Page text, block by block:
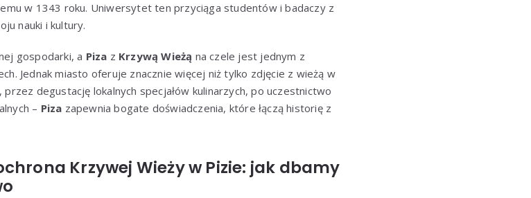
w 1343 roku. Uniwersytet ten przyciąga studentów i badaczy z
nauki i kultury.
gospodarki, a Piza z Krzywą Wieżą na czele jest jednym z
Jednak miasto oferuje znacznie więcej niż tylko zdjęcie z wieżą w
degustację lokalnych specjałów kulinarzych, po uczestnictwo
– Piza zapewnia bogate doświadczenia, które łączą historię z
Krzywej Wieży w Pizie: jak dbamy